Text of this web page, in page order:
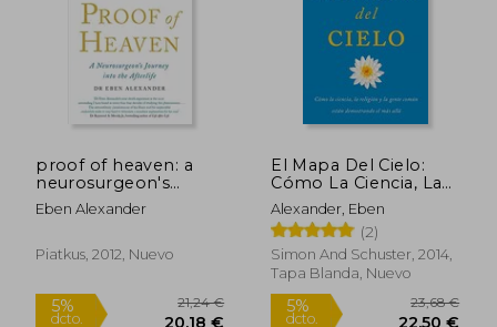
proof of heaven: a
neurosurgeon's
journey into the
afterlife (en Inglés)
Eben Alexander
Piatkus, 2012, Nuevo
El Mapa Del Cielo:
Cómo La Ciencia, La
Religión Y La Gente
Común Están
Demostrando El Más
Allá (spanish Edition)
Alexander, Eben
(2)
Simon And Schuster, 2014,
Tapa Blanda, Nuevo